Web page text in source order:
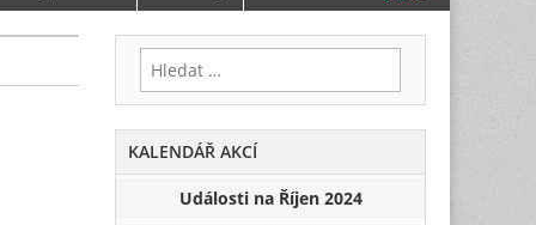
Vyhledávání
KALENDÁŘ AKCÍ
Události na Říjen 2024